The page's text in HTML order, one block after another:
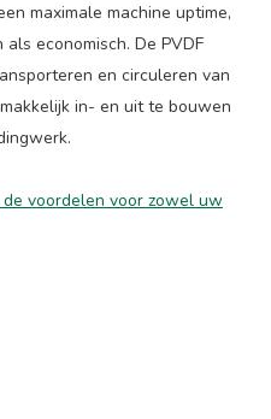
maximale machine uptime,
economisch. De PVDF
en circuleren van
in- en uit te bouwen
voordelen voor zowel uw